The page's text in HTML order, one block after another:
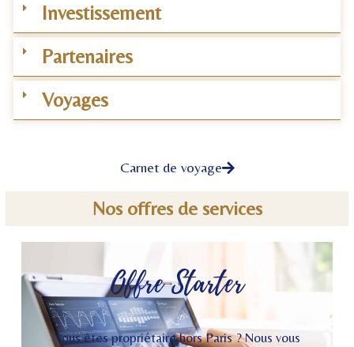
Investissement
Partenaires
Voyages
Carnet de voyage
Nos offres de services
Offre Starter
Vous êtes propriétaire hors Paris ? Nous vous